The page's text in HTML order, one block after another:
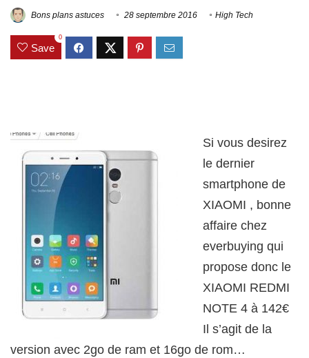
Bons plans astuces 28 septembre 2016 High Tech
Save
0
Si vous desirez
le dernier
smartphone de
XIAOMI , bonne
affaire chez
everbuying qui
propose donc le
XIAOMI REDMI
NOTE 4 à 142€
Il s’agit de la
version avec 2go de ram et 16go de rom…